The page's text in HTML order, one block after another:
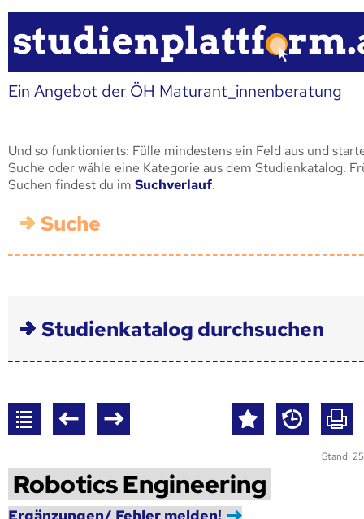
Ein Angebot der ÖH Maturant_innenberatung
Und so funktionierts: Fülle mindestens ein Feld aus und
Suche oder wähle eine Kategorie aus dem Studienkatalog.
Suchen findest du im Suchverlauf.
Suche
Studienkatalog durchsuchen
Stand:
Robotics Engineering
Ergänzungen/ Fehler melden!